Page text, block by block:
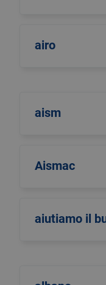
airo
aism
Aismac
aiutiamo il